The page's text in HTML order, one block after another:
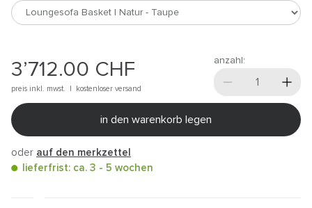
3’712.00 CHF
preis inkl. mwst. | kostenloser versand
anzahl:
in den warenkorb legen
oder auf den merkzettel
lieferfrist: ca. 3 - 5 wochen